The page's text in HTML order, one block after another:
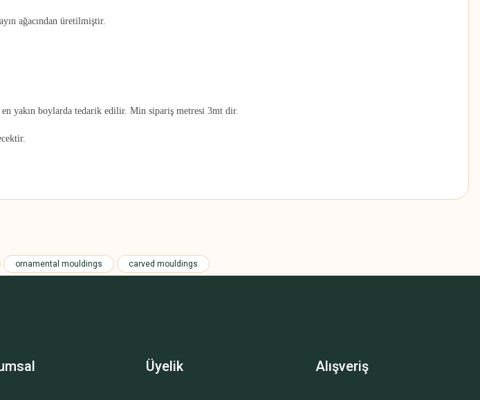
ağacından üretilmiştir.
yakın boylarda tedarik edilir. Min sipariş metresi 3mt dir.
yorumu siz yapın!
ornamental mouldings carved mouldings
Üyelik Alışveriş